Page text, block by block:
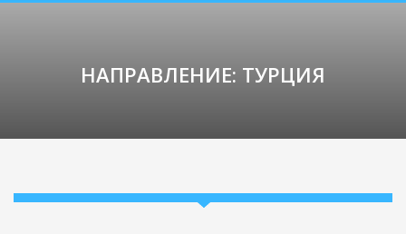
НАПРАВЛЕНИЕ: ТУРЦИЯ